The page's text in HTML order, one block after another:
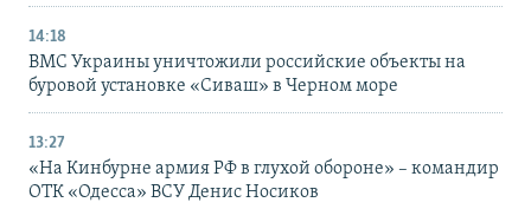
14:18
ВМС Украины уничтожили российские объекты на
буровой установке «Сиваш» в Черном море
13:27
«На Кинбурне армия РФ в глухой обороне» – командир
ОТК «Одесса» ВСУ Денис Носиков